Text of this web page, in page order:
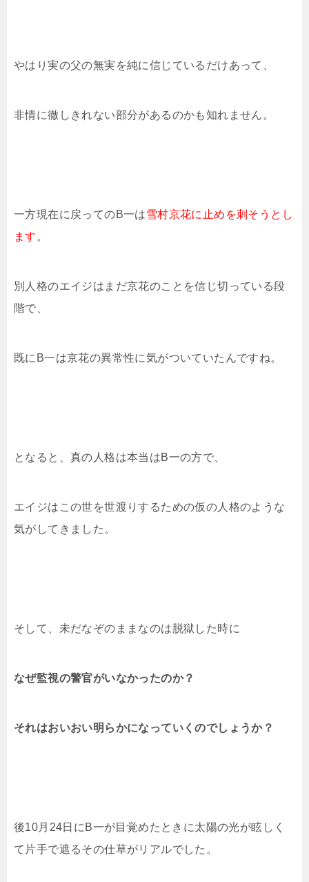
やはり実の父の無実を純に信じているだけあって、
非情に徹しきれない部分があるのかも知れません。
一方現在に戻ってのB一は雪村京花に止めを刺そうとし
ます 。
別人格のエイジはまだ京花のことを信じ切っている段
階で、
既にB一は京花の異常性に気がついていたんですね。
となると、真の人格は本当はB一の方で、
エイジはこの世を世渡りするための仮の人格のような
気がしてきました。
そして、未だなぞのままなのは脱獄した時に
なぜ監視の警官がいなかったのか？
それはおいおい明らかになっていくのでしょうか？
後10月24日にB一が目覚めたときに太陽の光が眩しく
て片手で遮るその仕草がリアルでした。